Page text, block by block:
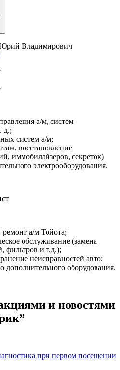
а/м, систем
д.;
систем а/м;
восстановление
иммобилайзеров, секреток)
электрооборудования.
а/м Тойота;
обслуживание (замена
фильтров и т.д.);
неисправностей авто;
дополнительного оборудования.
и новостями
при первом посещении